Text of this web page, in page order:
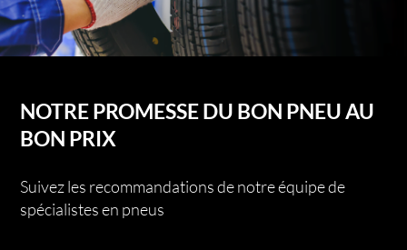
NOTRE PROMESSE DU BON PNEU AU
BON PRIX
Suivez les recommandations de notre équipe de
spécialistes en pneus